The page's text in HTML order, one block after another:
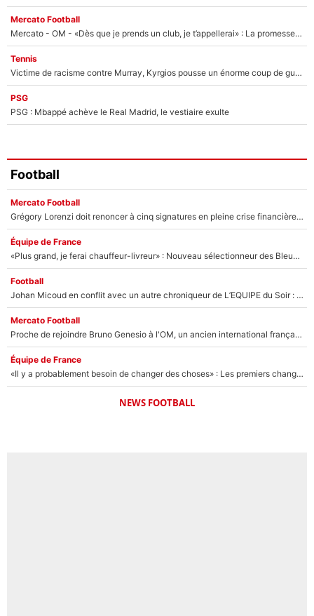
Mercato Football
Mercato - OM - «Dès que je prends un club, je t’appellerai» : La promesse de Marcelino au moment de claquer la porte
Tennis
Victime de racisme contre Murray, Kyrgios pousse un énorme coup de gueule !
PSG
PSG : Mbappé achève le Real Madrid, le vestiaire exulte
Football
Mercato Football
Grégory Lorenzi doit renoncer à cinq signatures en pleine crise financière : L’IA propose sept noms à l’OM pour un mercato réussi... à seulement 5M€ !
Équipe de France
«Plus grand, je ferai chauffeur-livreur» : Nouveau sélectionneur des Bleus, Zinédine Zidane s’était imaginé un avenir très différent lorsqu'il était enfant
Football
Johan Micoud en conflit avec un autre chroniqueur de L’EQUIPE du Soir : «Pendant un moment, je ne les ai pas remis ensemble dans l'émission»
Mercato Football
Proche de rejoindre Bruno Genesio à l'OM, un ancien international français va finalement débarquer... sur RMC !
Équipe de France
«Il y a probablement besoin de changer des choses» : Les premiers changements de Zinedine Zidane en équipe de France sont révélés ?
NEWS FOOTBALL